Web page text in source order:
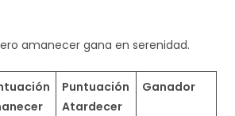
amanecer gana en serenidad.
Puntuación
Atardecer
Ganador